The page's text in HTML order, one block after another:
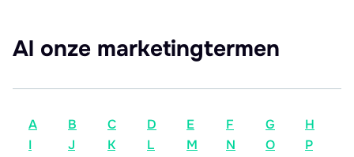
Al onze marketingtermen
A B C D E F G
H
I
J K L M N O P